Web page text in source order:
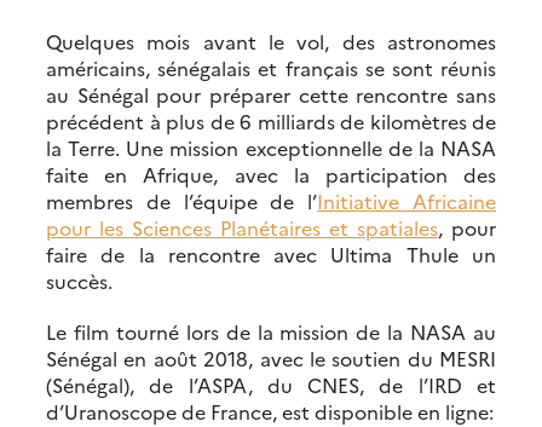
Quelques mois avant le vol, des astronomes
américains, sénégalais et français se sont réunis
au Sénégal pour préparer cette rencontre sans
précédent à plus de 6 milliards de kilomètres de
la Terre. Une mission exceptionnelle de la NASA
faite en Afrique, avec la participation des
membres de l’équipe de l’Initiative Africaine
pour les Sciences Planétaires et spatiales, pour
faire de la rencontre avec Ultima Thule un
succès.
Le film tourné lors de la mission de la NASA au
Sénégal en août 2018, avec le soutien du MESRI
(Sénégal), de l’ASPA, du CNES, de l’IRD et
d’Uranoscope de France, est disponible en ligne: